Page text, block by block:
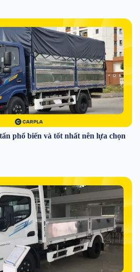
phổ biến và tốt nhất nên lựa chọn